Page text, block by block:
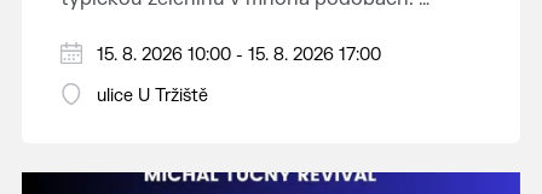
Swingalia.
Vstup volný.
15. 8. 2026 10:00 - 15. 8. 2026 17:00
ulice U Tržiště